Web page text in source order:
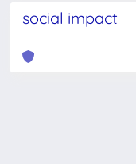
social impact